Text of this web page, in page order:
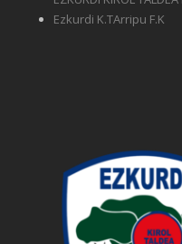
Ezkurdi K.TArripu F.K